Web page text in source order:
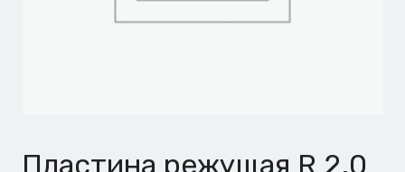
Пластина режущая R 2.0